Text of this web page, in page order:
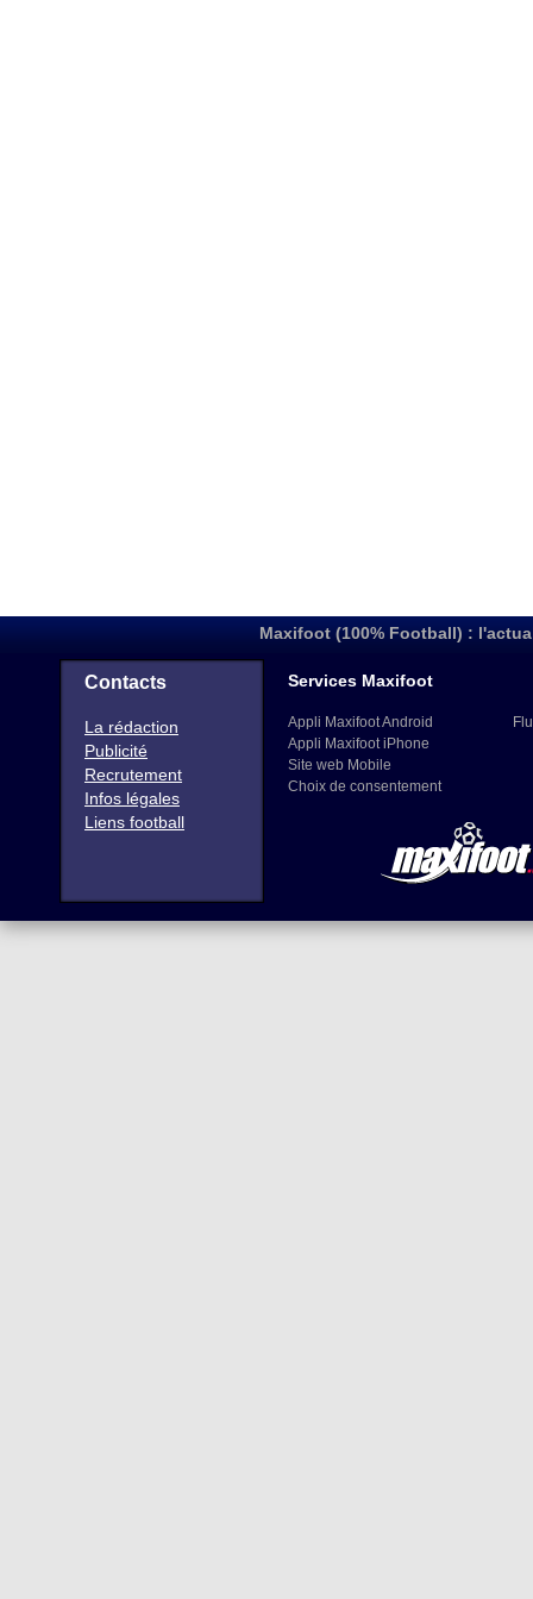
Maxifoot (100% Football) :
Contacts
La rédaction
Publicité
Recrutement
Infos légales
Liens football
Services Maxifoot
Appli Maxifoot Android
Appli Maxifoot iPhone
Site web Mobile
Choix de consentement